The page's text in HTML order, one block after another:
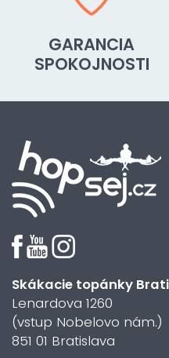
GARANCIA
SPOKOJNOSTI
Skákacie topánky
Lenardova 1260
(vstup Nobelovo nám.)
851 01 Bratislava